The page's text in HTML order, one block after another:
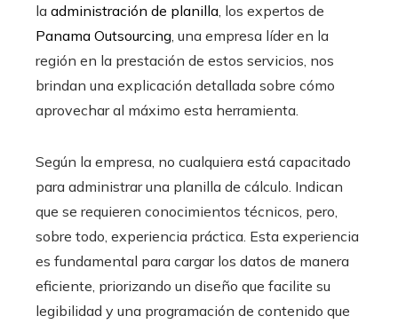
la administración de planilla, los expertos de
Panama Outsourcing, una empresa líder en la
región en la prestación de estos servicios, nos
brindan una explicación detallada sobre cómo
aprovechar al máximo esta herramienta.
Según la empresa, no cualquiera está capacitado
para administrar una planilla de cálculo. Indican
que se requieren conocimientos técnicos, pero,
sobre todo, experiencia práctica. Esta experiencia
es fundamental para cargar los datos de manera
eficiente, priorizando un diseño que facilite su
legibilidad y una programación de contenido que